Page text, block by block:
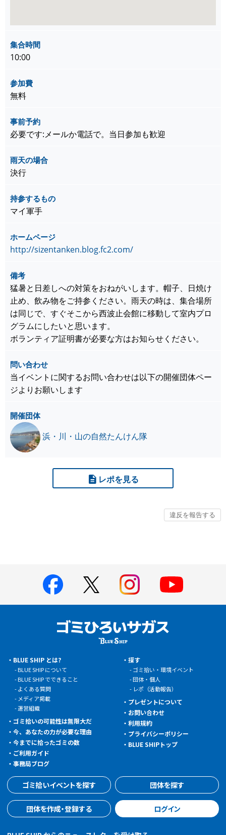
集合時間
10:00
参加費
無料
事前予約
必要です:メールか電話で。当日参加も歓迎
雨天の場合
決行
持参するもの
マイ軍手
ホームページ
http://sizentanken.blog.fc2.com/
備考
猛暑と日差しへの対策をおねがいします。帽子、日焼け
止め、飲み物をご持参ください。雨天の時は、集合場所
は同じで、すぐそこから西波止会館に移動して室内プロ
グラムにしたいと思います。
ボランティア証明書が必要な方はお知らせください。
問い合わせ
当イベントに関するお問い合わせは以下の開催団体ペー
ジよりお願いします
開催団体
浜・川・山の自然たんけん隊
レポを見る
BLUE SHIP とは?
BLUE SHIP について
BLUE SHIP でできること
よくある質問
メディア掲載
運営組織
ゴミ拾いの可能性は無限大だ
今、あなたの力が必要な理由
今までに拾ったゴミの数
ご利用ガイド
事務局ブログ
探す
ゴミ拾い・環境イベント
団体・個人
レポ（活動報告）
プレゼントについて
お問い合わせ
利用規約
プライバシーポリシー
BLUE SHIPトップ
ゴミ拾いイベントを探す 団体を探す
団体を作成・登録する ログイン